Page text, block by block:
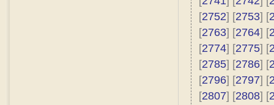
[2752] [2753] [
[2763] [2764] [
[2774] [2775] [
[2785] [2786] [
[2796] [2797] [
[2807] [2808] [